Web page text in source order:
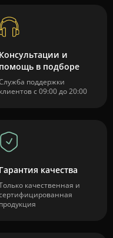
Консультации и
помощь в подборе
поддержки
клиентов с 09:00 до 20:00
Гарантия качества
качественная и
продукция